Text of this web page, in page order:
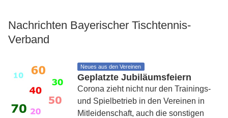
Nachrichten Bayerischer Tischtennis-
Verband
Neues aus den Vereinen
Geplatzte Jubiläumsfeiern
Corona zieht nicht nur den Trainings-
und Spielbetrieb in den Vereinen in
Mitleidenschaft, auch die sonstigen